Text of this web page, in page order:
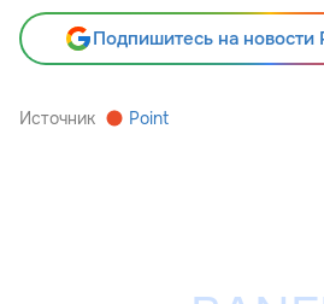
Подпишитесь на новости
Источник Point